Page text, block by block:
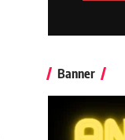
Banner